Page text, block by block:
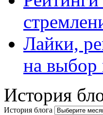
Лайки,
на выбор
История
История блога